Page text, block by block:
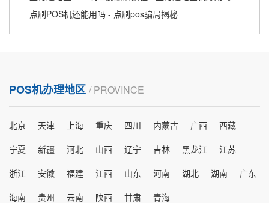
点刷POS机还能用吗 - 点刷pos骗局揭秘
POS机办理地区 / PROVINCE
北京 天津 上海 重庆 四川 内蒙古 广西
西藏
宁夏
新疆 河北 山西 辽宁 吉林 黑龙江
江苏
浙江
安徽 福建 江西 山东 河南 湖北 湖南
广东
海南
贵州 云南 陕西 甘肃 青海